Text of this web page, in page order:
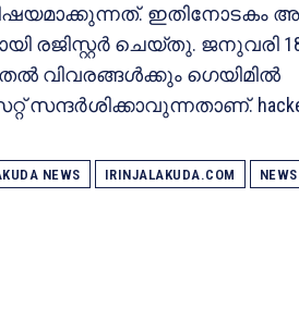
ഇതിനോടകം
രജിസ്റ്റർ ചെയ്തു. ജനുവരി
വിവരങ്ങൾക്കും ഗെയിമിൽ
NEWS IRINJALAKUDA.COM NEWS